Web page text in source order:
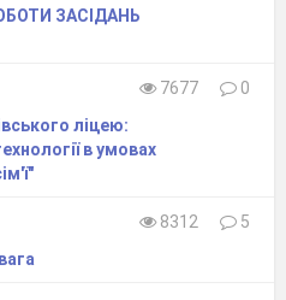
ЗАСІДАНЬ
7677
0
ліцею:
в умовах
8312
5